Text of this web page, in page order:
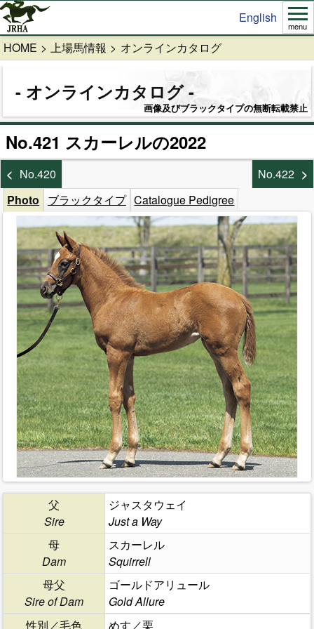
English
menu
HOME 上場馬情報 オンラインカタログ
オンラインカタログ
画像及びブラックタイプの無断転載禁止
No.421 スカーレルの2022
No.420
No.422
Photo
ブラックタイプ Catalogue Pedigree
父
Sire
ジャスタウェイ
Just a Way
母
Dam
スカーレル
Squirrell
母父
Sire of Dam
ゴールドアリュール
Gold Allure
性別／毛色
めす／栗